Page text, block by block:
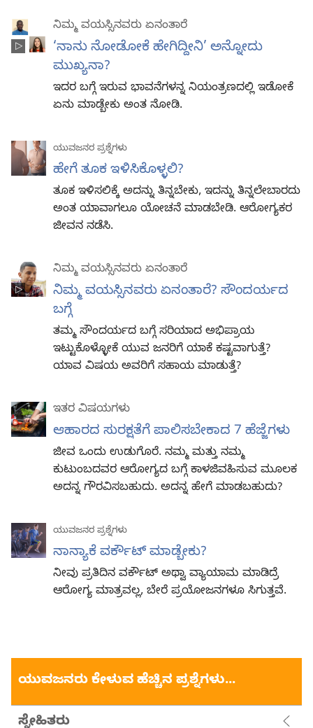
ನಿಮ್ಮ ವಯಸ್ಸಿನವರು ಏನಂತಾರೆ
‘ನಾನು ನೋಡೋಕೆ ಹೇಗಿದ್ದೀನಿ’ ಅನ್ನೋದು
ಮುಖ್ಯನಾ?
ಇದರ ಬಗ್ಗೆ ಇರುವ ಭಾವನೆಗಳನ್ನ ನಿಯಂತ್ರಣದಲ್ಲಿ ಇಡೋಕೆ
ಏನು ಮಾಡ್ಬೇಕು ಅಂತ ನೋಡಿ.
ಯುವಜನರ ಪ್ರಶ್ನೆಗಳು
ಹೇಗೆ ತೂಕ ಇಳಿಸಿಕೊಳ್ಳಲಿ?
ತೂಕ ಇಳಿಸಲಿಕ್ಕೆ ಅದನ್ನು ತಿನ್ನಬೇಕು, ಇದನ್ನು ತಿನ್ನಲೇಬಾರದು
ಅಂತ ಯಾವಾಗಲೂ ಯೋಚನೆ ಮಾಡಬೇಡಿ. ಆರೋಗ್ಯಕರ
ಜೀವನ ನಡೆಸಿ.
ನಿಮ್ಮ ವಯಸ್ಸಿನವರು ಏನಂತಾರೆ
ನಿಮ್ಮ ವಯಸ್ಸಿನವರು ಏನಂತಾರೆ? ಸೌಂದರ್ಯದ
ಬಗ್ಗೆ
ತಮ್ಮ ಸೌಂದರ್ಯದ ಬಗ್ಗೆ ಸರಿಯಾದ ಅಭಿಪ್ರಾಯ
ಇಟ್ಟುಕೊಳ್ಳೋಕೆ ಯುವ ಜನರಿಗೆ ಯಾಕೆ ಕಷ್ಟವಾಗುತ್ತೆ?
ಯಾವ ವಿಷಯ ಅವರಿಗೆ ಸಹಾಯ ಮಾಡುತ್ತೆ?
ಇತರ ವಿಷಯಗಳು
ಆಹಾರದ ಸುರಕ್ಷತೆಗೆ ಪಾಲಿಸಬೇಕಾದ 7 ಹೆಜ್ಜೆಗಳು
ಜೀವ ಒಂದು ಉಡುಗೊರೆ. ನಮ್ಮ ಮತ್ತು ನಮ್ಮ
ಕುಟುಂಬದವರ ಆರೋಗ್ಯದ ಬಗ್ಗೆ ಕಾಳಜಿವಹಿಸುವ ಮೂಲಕ
ಅದನ್ನ ಗೌರವಿಸಬಹುದು. ಅದನ್ನ ಹೇಗೆ ಮಾಡಬಹುದು?
ಯುವಜನರ ಪ್ರಶ್ನೆಗಳು
ನಾನ್ಯಾಕೆ ವರ್ಕೌಟ್‌ ಮಾಡ್ಬೇಕು?
ನೀವು ಪ್ರತಿದಿನ ವರ್ಕೌಟ್‌ ಅಥ್ವಾ ವ್ಯಾಯಾಮ ಮಾಡಿದ್ರೆ
ಆರೋಗ್ಯ ಮಾತ್ರವಲ್ಲ, ಬೇರೆ ಪ್ರಯೋಜನಗಳೂ ಸಿಗುತ್ತವೆ.
ಯುವಜನರು ಕೇಳುವ ಹೆಚ್ಚಿನ ಪ್ರಶ್ನೆಗಳು...
ಸ್ನೇಹಿತರು